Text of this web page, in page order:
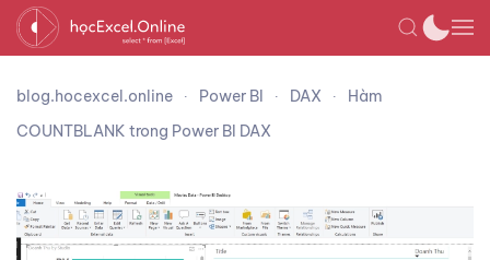
blog.hocexcel.online Power BI DAX
Hàm
COUNTBLANK trong Power BI DAX